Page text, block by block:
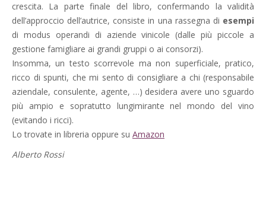
crescita. La parte finale del libro, confermando la validità
dell’approccio dell’autrice, consiste in una rassegna di esempi
di modus operandi di aziende vinicole (dalle più piccole a
gestione famigliare ai grandi gruppi o ai consorzi).
Insomma, un testo scorrevole ma non superficiale, pratico,
ricco di spunti, che mi sento di consigliare a chi (responsabile
aziendale, consulente, agente, …) desidera avere uno sguardo
più ampio e sopratutto lungimirante nel mondo del vino
(evitando i ricci).
Lo trovate in libreria oppure su Amazon
Alberto Rossi